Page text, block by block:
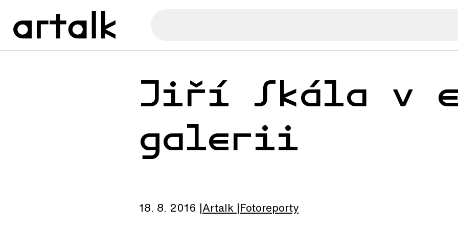
Jiří Skála v
galerii
18. 8. 2016 Artalk Fotoreporty